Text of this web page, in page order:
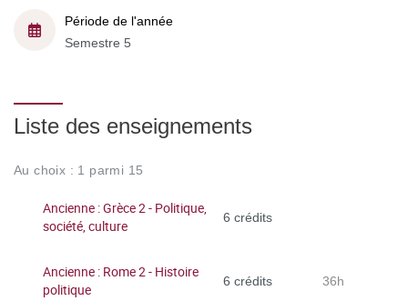
Période de l'année
Semestre 5
Liste des enseignements
Au choix : 1 parmi 15
Ancienne : Grèce 2 - Politique,
société, culture
6 crédits
Ancienne : Rome 2 - Histoire
politique
6 crédits 36h